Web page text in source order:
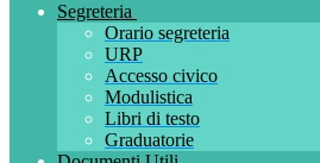
Segreteria
Orario segreteria
URP
Accesso civico
Modulistica
Libri di testo
Graduatorie